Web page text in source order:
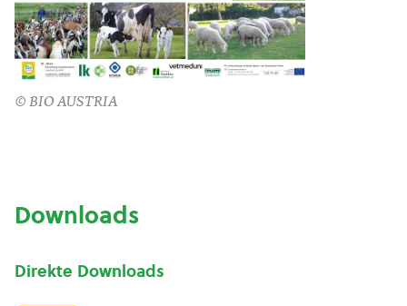
© BIO AUSTRIA
Downloads
Direkte Downloads